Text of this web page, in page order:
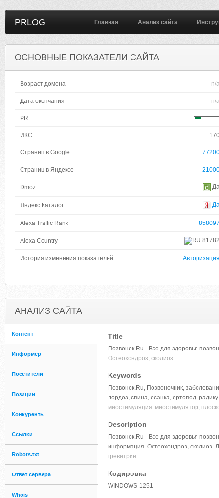
PRLOG Главная Анализ сайта
ОСНОВНЫЕ ПОКАЗАТЕЛИ САЙТА
Возраст домена n/a
Дата окончания n/a
PR
ИКС 170
Страниц в Google 77200
Страниц в Яндексе 21000
Dmoz Да
Яндекс Каталог Да
Alexa Traffic Rank 858097
Alexa Country 81782
История изменения показателей Авторизация
АНАЛИЗ САЙТА
Контент
Информер
Посетители
Позиции
Конкуренты
Ссылки
Robots.txt
Ответ сервера
Whois
Title
Позвонок.Ru - Все для здоровья
Остеохондроз, сколиоз.
Keywords
Позвонок.Ru, Позвоночник,
лордоз, спина, осанка, ортопед,
миостимуляция, миостимулятор,
Description
Позвонок.Ru - Все для здоровья
информация. Остеохондроз, сколиоз.
гревитрин.
Кодировка
WINDOWS-1251